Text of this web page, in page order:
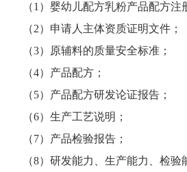
（1）婴幼儿配方乳粉产品配方注
（2）申请人主体资质证明文件；
（3）原辅料的质量安全标准；
（4）产品配方；
（5）产品配方研发论证报告；
（6）生产工艺说明；
（7）产品检验报告；
（8）研发能力、生产能力、检验